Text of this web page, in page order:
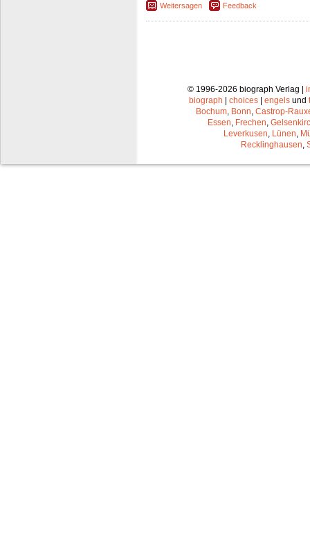
Weitersagen Feedback
© 1996-2026 biograph Verlag |
biograph | choices | engels und
Bochum Bonn Castrop-
Essen Frechen
Leverkusen Lünen
Recklinghausen